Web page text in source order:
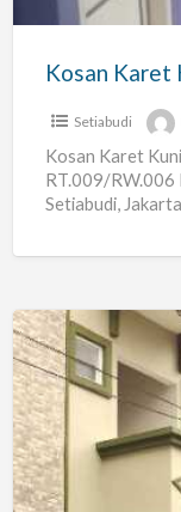
Kosan Karet
Setiabudi
Kosan Karet
RT.009/RW.006
Setiabudi,
Verde
Residence
Kost
–
Karet